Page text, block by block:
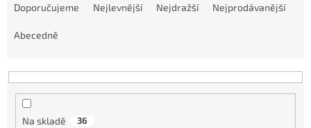
p
Doporučujeme Nejlevnější Nejdražší Nejprodávanější
Abecedně
Na skladě 36